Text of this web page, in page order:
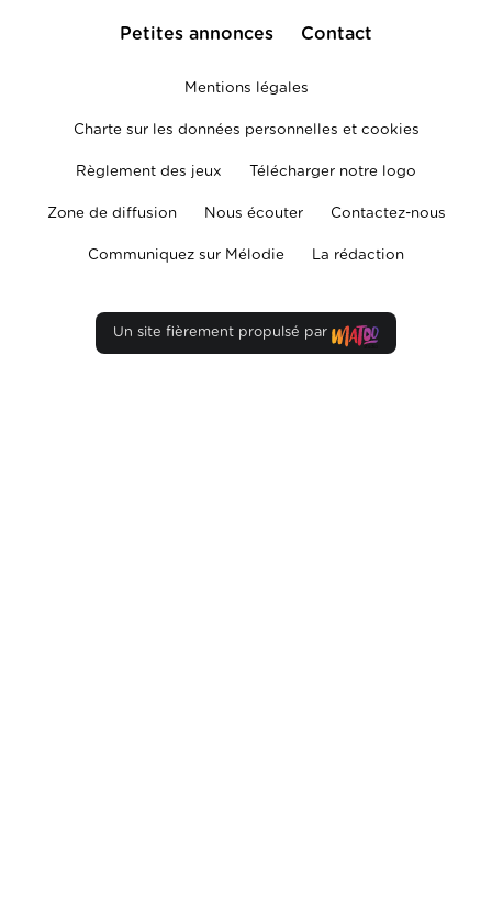
Petites annonces Contact
Mentions légales
Charte sur les données personnelles et cookies
Règlement des jeux Télécharger notre logo
Zone de diffusion Nous écouter Contactez-nous
Communiquez sur Mélodie La rédaction
Un site fièrement propulsé par